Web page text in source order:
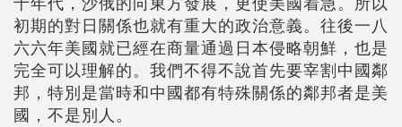
初期的對日關係也就有重大的政治意義。往後一八
六六年美國就已經在商量通過日本侵略朝鮮，也是
完全可以理解的。我們不得不說首先要宰割中國鄰
邦，特別是當時和中國都有特殊關係的鄰邦者是美
國，不是別人。